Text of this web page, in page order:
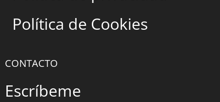
Política de Cookies
CONTACTO
Escríbeme